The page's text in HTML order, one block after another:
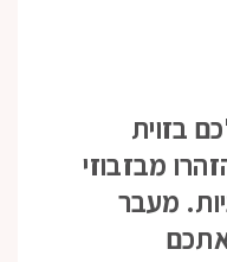
בזוית
מבזבוזי
מעבר
אתכם